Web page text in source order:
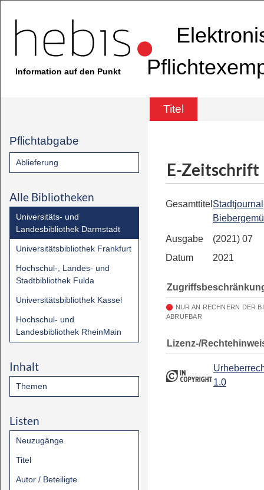
Information auf den Punkt
Titel
Pflichtabgabe
Ablieferung
Alle Bibliotheken
Universitäts- und
Landesbibliothek Darmstadt
Universitätsbibliothek Frankfurt
Hochschul-, Landes- und
Stadtbibliothek Fulda
Universitätsbibliothek Kassel
Hochschul- und
Landesbibliothek RheinMain
Inhalt
Themen
Listen
Neuzugänge
Titel
Autor / Beteiligte
E-Zeitschrift
Gesamttitel Stadtjournal
Ausgabe
(2021) 07
Datum
2021
NUR AN RECHNERN DER
ABRUFBAR
Lizenz-/
1.0